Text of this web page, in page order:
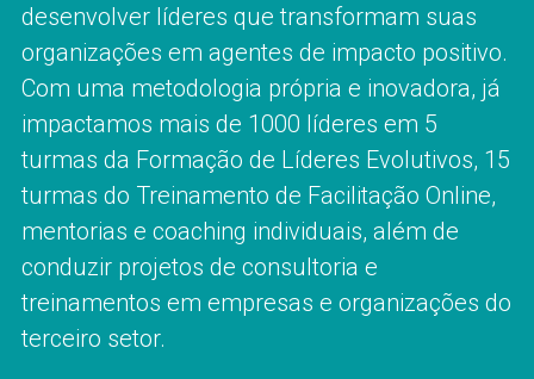
desenvolver líderes que transformam suas
organizações em agentes de impacto positivo.
Com uma metodologia própria e inovadora, já
impactamos mais de 1000 líderes em 5
turmas da Formação de Líderes Evolutivos, 15
turmas do Treinamento de Facilitação Online,
mentorias e coaching individuais, além de
conduzir projetos de consultoria e
treinamentos em empresas e organizações do
terceiro setor.